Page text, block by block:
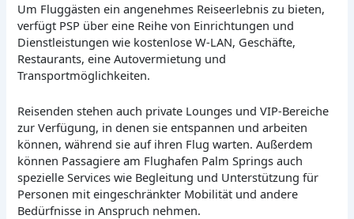
Um Fluggästen ein angenehmes Reiseerlebnis zu bieten,
verfügt PSP über eine Reihe von Einrichtungen und
Dienstleistungen wie kostenlose W-LAN, Geschäfte,
Restaurants, eine Autovermietung und
Transportmöglichkeiten.
Reisenden stehen auch private Lounges und VIP-Bereiche
zur Verfügung, in denen sie entspannen und arbeiten
können, während sie auf ihren Flug warten. Außerdem
können Passagiere am Flughafen Palm Springs auch
spezielle Services wie Begleitung und Unterstützung für
Personen mit eingeschränkter Mobilität und andere
Bedürfnisse in Anspruch nehmen.